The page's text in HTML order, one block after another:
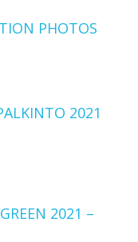
PHOTOS
2021
2021 –